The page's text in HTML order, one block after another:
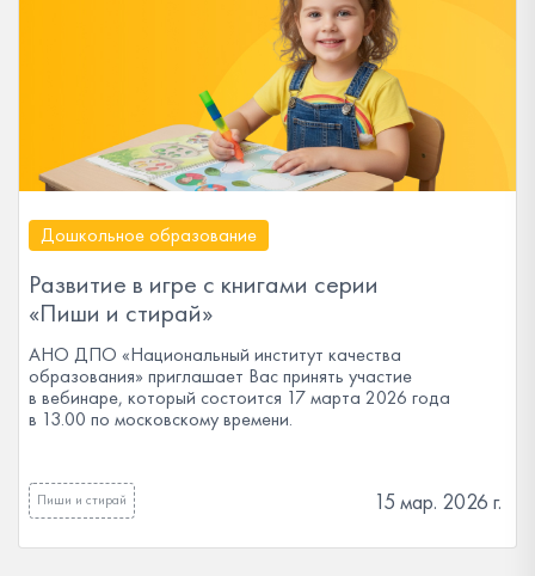
Дошкольное образование
Развитие в игре с книгами серии
«Пиши и стирай»
АНО ДПО «Национальный институт качества
образования» приглашает Вас принять участие
в вебинаре, который состоится 17 марта 2026 года
в 13.00 по московскому времени.
Пиши и стирай 15 мар. 2026 г.